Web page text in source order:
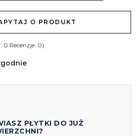
O PRODUKT
0 Recenzje: 0)
PŁYTKI DO JUŻ